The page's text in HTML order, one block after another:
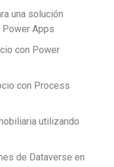
una solución
Apps
con Power
con Process
utilizando
de Dataverse en